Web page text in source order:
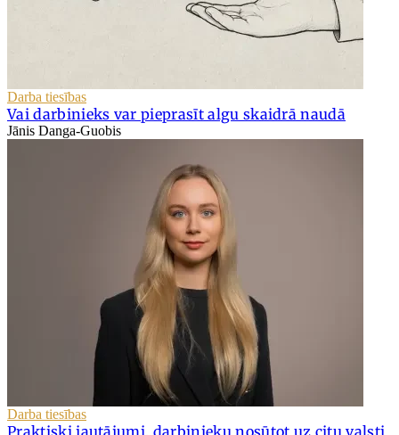
Darba tiesības
Vai darbinieks var pieprasīt algu skaidrā naudā
Jānis Danga-Guobis
Darba tiesības
Praktiski jautājumi, darbinieku nosūtot uz citu valsti